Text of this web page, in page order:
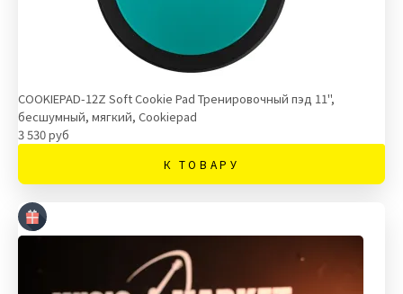
COOKIEPAD-12Z Soft Cookie Pad Тренировочный пэд 11",
бесшумный, мягкий, Cookiepad
3 530 руб
К ТОВАРУ